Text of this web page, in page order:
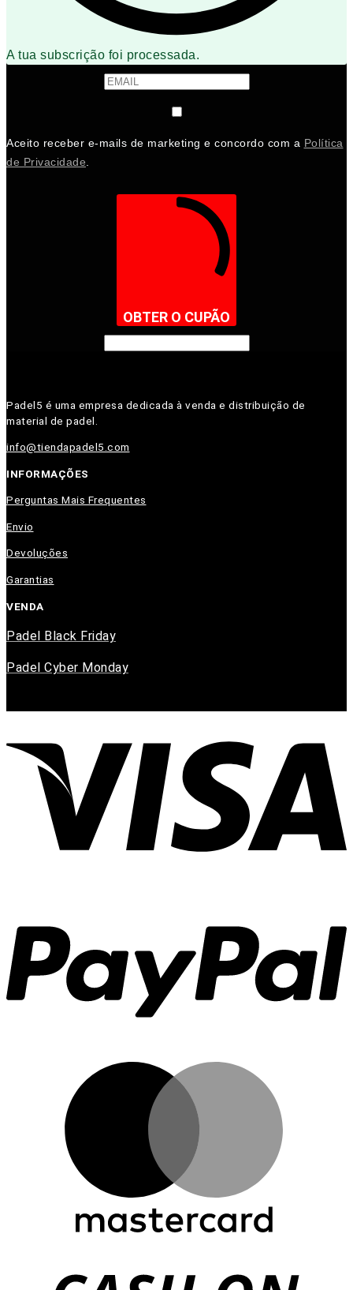
A tua subscrição foi processada.
Aceito receber e-mails de marketing e concordo com a Política
de Privacidade
OBTER O CUPÃO
Padel5 é uma empresa dedicada à venda e distribuição de
material de padel.
info@tiendapadel5.com
INFORMAÇÕES
Perguntas Mais Frequentes
Envio
Devoluções
Garantias
VENDA
Padel Black Friday
Padel Cyber Monday